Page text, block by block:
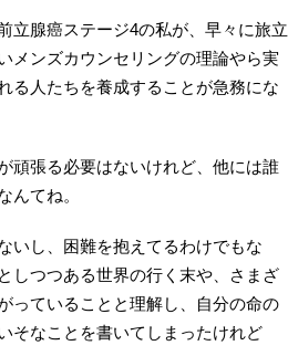
立腺癌ステージ4の私が、早々に旅立
メンズカウンセリングの理論やら実
る人たちを養成することが急務にな
頑張る必要はないけれど、他には誰
んてね。
いし、困難を抱えてるわけでもな
しつつある世界の行く末や、さまざ
っていることと理解し、自分の命の
そなことを書いてしまったけれど